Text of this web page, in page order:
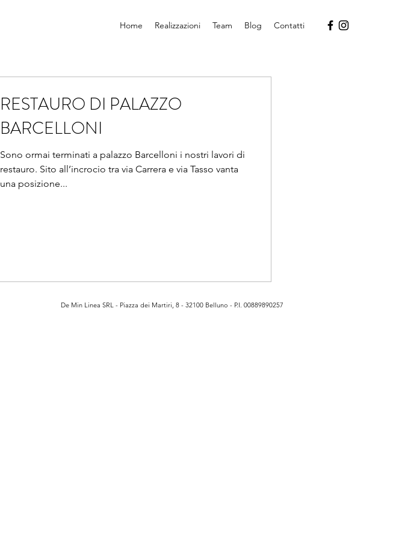
Home Realizzazioni Team Blog Contatti
RESTAURO DI PALAZZO
BARCELLONI
Sono ormai terminati a palazzo Barcelloni i nostri lavori di
restauro. Sito all’incrocio tra via Carrera e via Tasso vanta
una posizione...
De Min Linea SRL - Piazza dei Martiri, 8 - 32100 Belluno - P.I. 00889890257